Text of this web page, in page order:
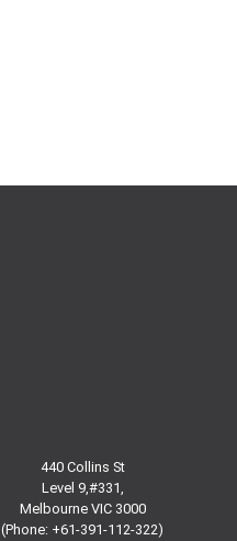
440 Collins St
Level 9,#331,
Melbourne VIC 3000
(Phone: +61-391-112-322)